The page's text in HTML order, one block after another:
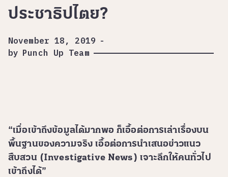
ประชาธิปไตย?
November 18, 2019 -
by Punch Up Team
“เมื่อเข้าถึงข้อมูลได้มากพอ ก็เอื้อต่อการเล่าเรื่องบน
พื้นฐานของความจริง เอื้อต่อการนำเสนอข่าวแนว
สืบสวน (Investigative News) เจาะลึกให้คนทั่วไป
เข้าถึงได้”